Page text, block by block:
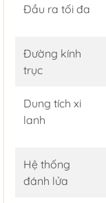
Đầu ra tối đa
Đường kính
trục
Dung tích xi
lanh
Hệ thống
đánh lửa